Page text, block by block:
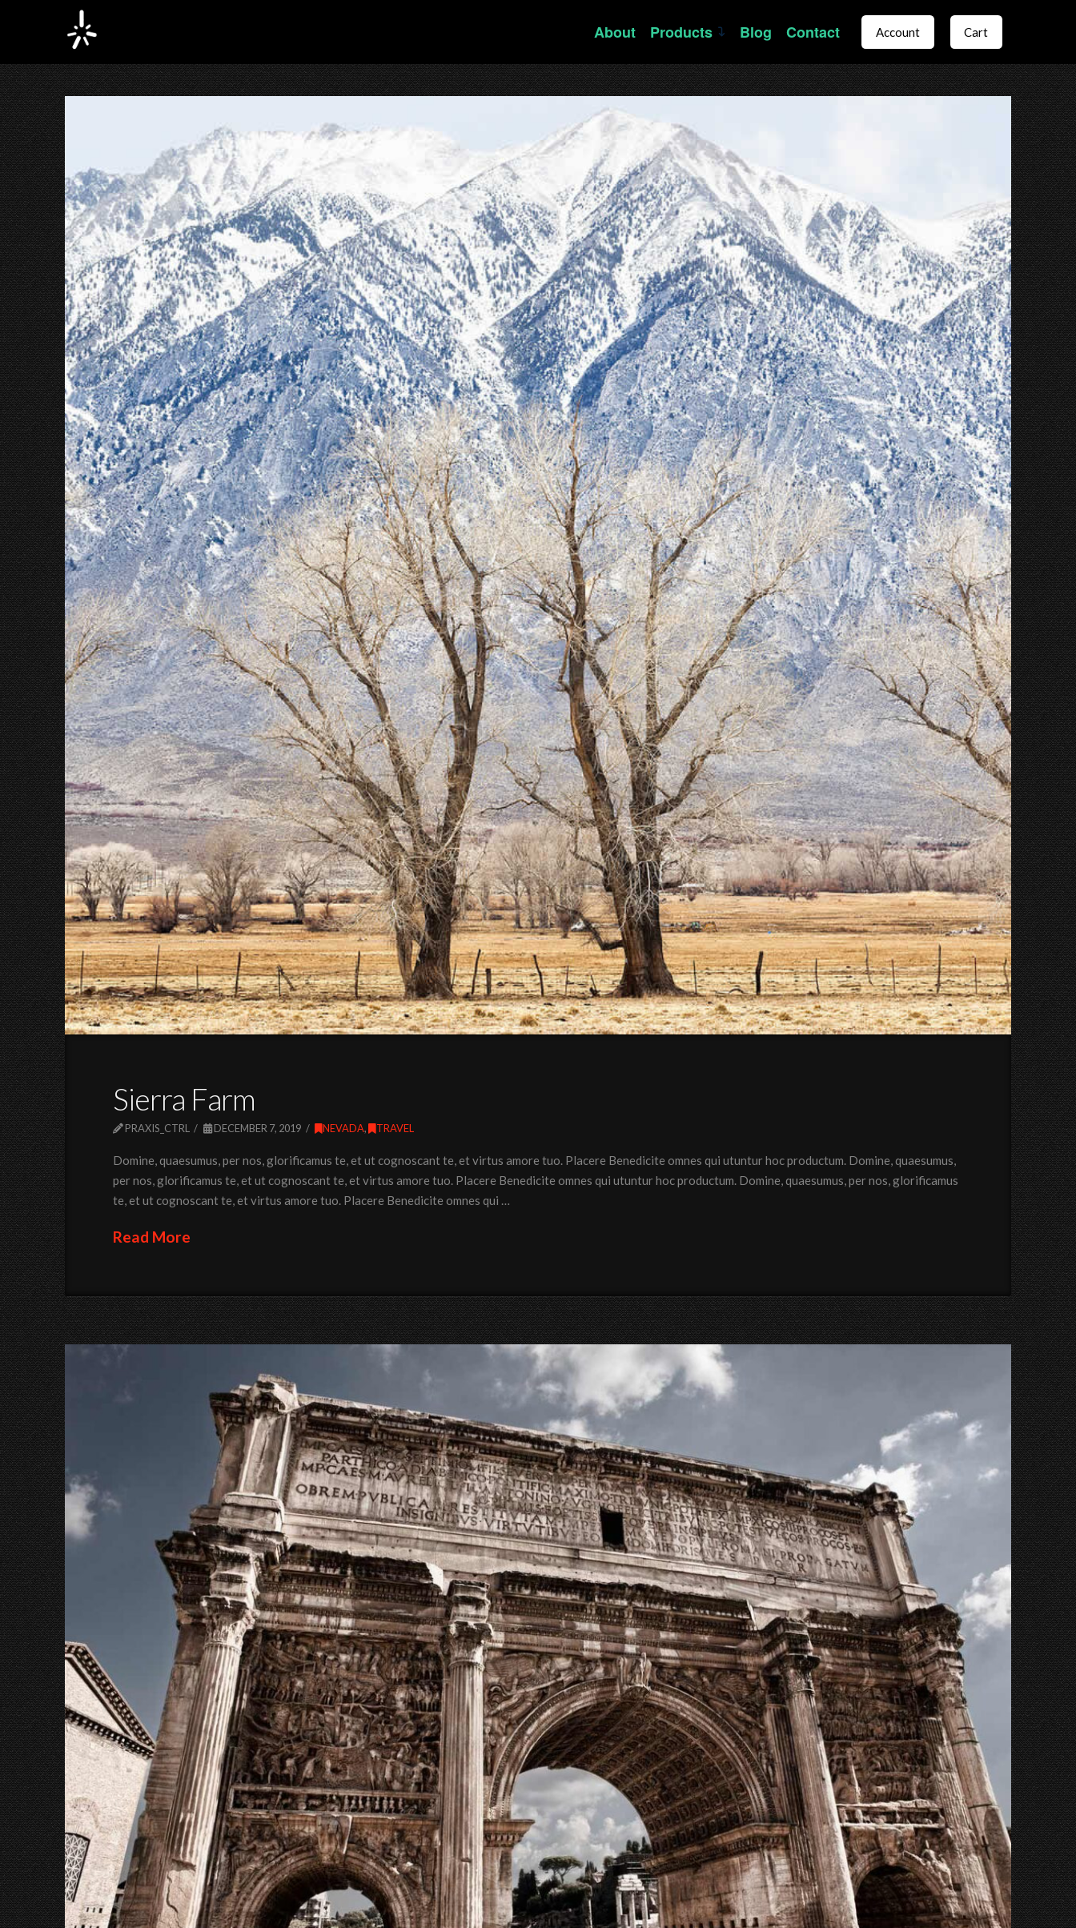
About Products Blog Contact Account Cart
Sierra Farm
PRAXIS_CTRL DECEMBER 7, 2019 NEVADA, TRAVEL
Domine, quaesumus, per nos, glorificamus te, et ut cognoscant te, et virtus amore tuo. Placere Benedicite omnes qui utuntur hoc productum. Domine, quaesumus,
per nos, glorificamus te, et ut cognoscant te, et virtus amore tuo. Placere Benedicite omnes qui utuntur hoc productum. Domine, quaesumus, per nos, glorificamus
te, et ut cognoscant te, et virtus amore tuo. Placere Benedicite omnes qui …
Read More